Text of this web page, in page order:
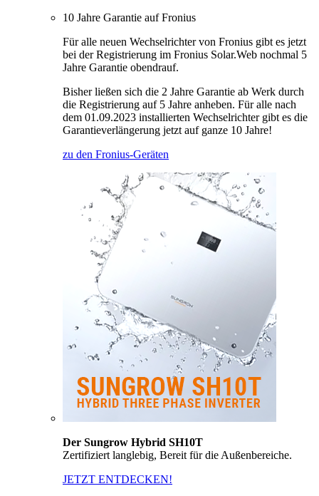
10 Jahre Garantie auf Fronius
Für alle neuen Wechselrichter von Fronius gibt es jetzt
bei der Registrierung im Fronius Solar.Web nochmal 5
Jahre Garantie obendrauf.
Bisher ließen sich die 2 Jahre Garantie ab Werk durch
die Registrierung auf 5 Jahre anheben. Für alle nach
dem 01.09.2023 installierten Wechselrichter gibt es die
Garantieverlängerung jetzt auf ganze 10 Jahre!
zu den Fronius-Geräten
Der Sungrow Hybrid SH10T
Zertifiziert langlebig, Bereit für die Außenbereiche.
JETZT ENTDECKEN!